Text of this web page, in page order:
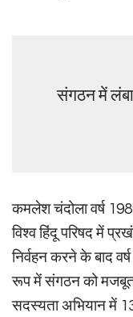
संगठन में
कमलेश चंदोला वर्ष
विश्व हिंदू परिषद में
निर्वहन करने के बाद
रूप में संगठन को मजबूत
सदस्यता अभियान में